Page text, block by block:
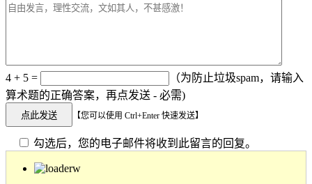
4 + 5 =
（为防止垃圾spam，请输入
算术题的正确答案，再点发送 - 必需)
【您可以使用 Ctrl+Enter 快速发送】
勾选后，您的电子邮件将收到此留言的回复。